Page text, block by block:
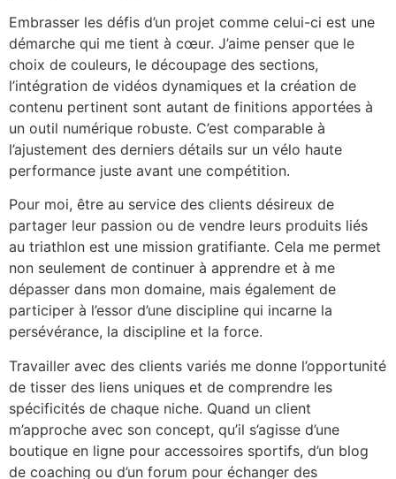
Embrasser les défis d’un projet comme celui-ci est une
démarche qui me tient à cœur. J’aime penser que le
choix de couleurs, le découpage des sections,
l’intégration de vidéos dynamiques et la création de
contenu pertinent sont autant de finitions apportées à
un outil numérique robuste. C’est comparable à
l’ajustement des derniers détails sur un vélo haute
performance juste avant une compétition.
Pour moi, être au service des clients désireux de
partager leur passion ou de vendre leurs produits liés
au triathlon est une mission gratifiante. Cela me permet
non seulement de continuer à apprendre et à me
dépasser dans mon domaine, mais également de
participer à l’essor d’une discipline qui incarne la
persévérance, la discipline et la force.
Travailler avec des clients variés me donne l’opportunité
de tisser des liens uniques et de comprendre les
spécificités de chaque niche. Quand un client
m’approche avec son concept, qu’il s’agisse d’une
boutique en ligne pour accessoires sportifs, d’un blog
de coaching ou d’un forum pour échanger des